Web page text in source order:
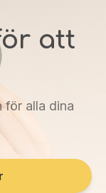
att
för alla dina